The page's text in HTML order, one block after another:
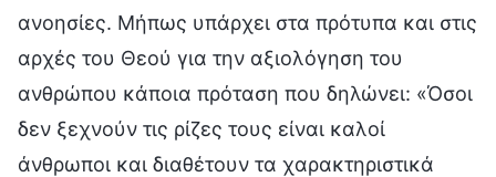
ανοησίες. Μήπως υπάρχει στα πρότυπα και στις
αρχές του Θεού για την αξιολόγηση του
ανθρώπου κάποια πρόταση που δηλώνει: «Όσοι
δεν ξεχνούν τις ρίζες τους είναι καλοί
άνθρωποι και διαθέτουν τα χαρακτηριστικά